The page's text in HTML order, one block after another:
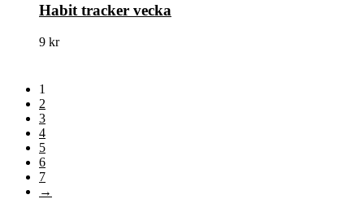
Habit tracker vecka
9 kr
1
2
3
4
5
6
7
→